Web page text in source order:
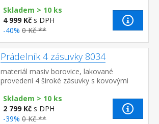
ozdobné úchytky a petlice součást sest...
Skladem > 10 ks
4 999 Kč s DPH
-40% 0 Kč **
Prádelník 4 zásuvky 8034
materiál masiv borovice, lakované
provedení 4 široké zásuvky s kovovými
Skladem > 10 ks
2 799 Kč s DPH
-39% 0 Kč **